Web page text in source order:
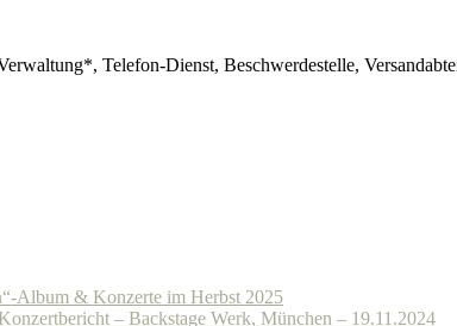
Telefon-Dienst, Beschwerdestelle,
Album & Konzerte im Herbst 2025
– Backstage Werk, München – 19.11.2024